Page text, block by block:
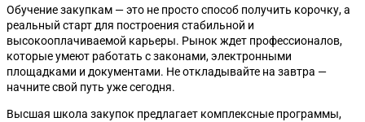
Обучение закупкам — это не просто способ получить корочку, а
реальный старт для построения стабильной и
высокооплачиваемой карьеры. Рынок ждет профессионалов,
которые умеют работать с законами, электронными
площадками и документами. Не откладывайте на завтра —
начните свой путь уже сегодня.
Высшая школа закупок предлагает комплексные программы,